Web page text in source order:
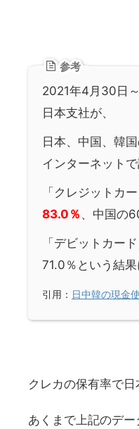
参考
2021年4月30日
日本支社が、
日本、中国、韓
インターネット
「クレジットカ
83.0％ 、中国の
「デビットカー
71.0％という結果
引用： 日中韓の現金
クレカの保有率で日
あくまで上記のデ